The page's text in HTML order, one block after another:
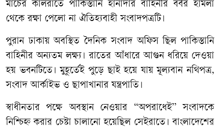
মার্চের কালরাতে পাকিস্তানি হানাদার বাহিনীর বর্বর হামলা
থেকে রক্ষা পেলো না ঐতিহ্যবাহী সংবাদপত্রটি।
পুরান ঢাকায় অবস্থিত দৈনিক সংবাদ অফিস ছিল পাকিস্তানি
বাহিনীর অন্যতম লক্ষ্য। রাতের আঁধারে আগুন ধরিয়ে দেওয়া
হয় ভবনটিতে। মুহূর্তেই পুড়ে ছাই হয়ে যায় মূল্যবান নথিপত্র,
সংবাদ আর্কাইভ ও ছাপাখানার যন্ত্রপাতি।
স্বাধীনতার পক্ষে অবস্থান নেওয়ার “অপরাধেই” সংবাদকে
নিশ্চিহ্ন করার চেষ্টা চালানো হয়েছিল সেইরাতে। বাংলাদেশের